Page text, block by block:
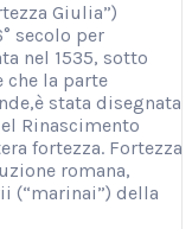
Giulia”)
secolo per
nel 1535, sotto
che la parte
stata disegnata
Rinascimento
fortezza. Fortezza
romana,
(“marinai”) della